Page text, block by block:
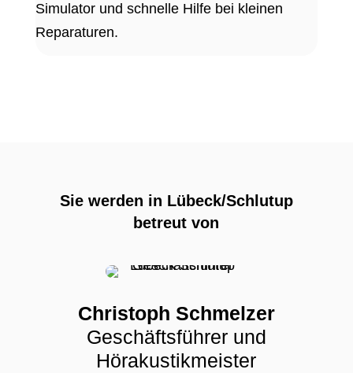
Simulator und schnelle Hilfe bei kleinen
Reparaturen.
Sie werden in Lübeck/Schlutup
betreut von
Christoph Schmelzer
Geschäftsführer und
Hörakustikmeister